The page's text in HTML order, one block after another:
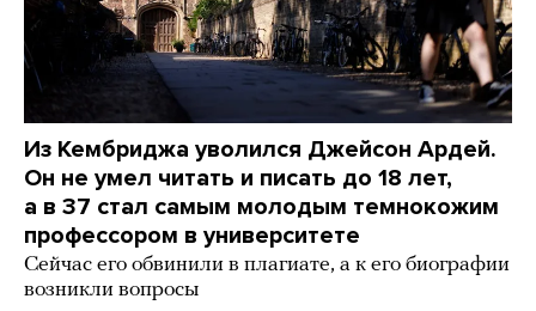
Из Кембриджа уволился Джейсон Ардей.
Он не умел читать и писать до 18 лет,
а в 37 стал самым молодым темнокожим
профессором в университете
Сейчас его обвинили в плагиате, а к его биографии
возникли вопросы